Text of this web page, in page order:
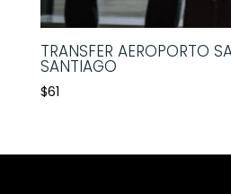
TRANSFER AEROPORTO
SANTIAGO
$61